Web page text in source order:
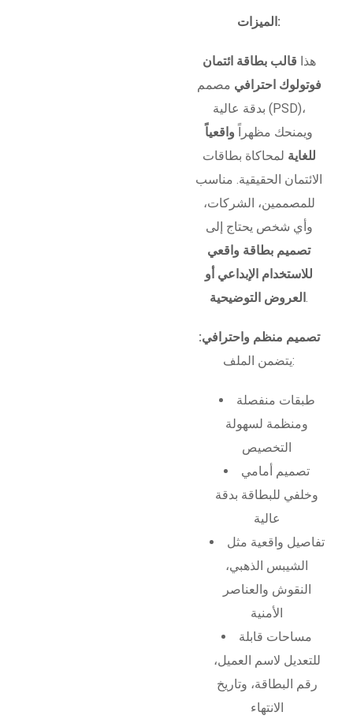
الميزات:
هذا قالب بطاقة ائتمان
فوتولوك احترافي مصمم
بدقة عالية (PSD)،
ويمنحك مظهراً واقعياً
للغاية لمحاكاة بطاقات
الائتمان الحقيقية. مناسب
للمصممين، الشركات،
وأي شخص يحتاج إلى
تصميم بطاقة واقعي
للاستخدام الإبداعي أو
العروض التوضيحية .
تصميم منظم واحترافي:
يتضمن الملف:
طبقات منفصلة
ومنظمة لسهولة
التخصيص
تصميم أمامي
وخلفي للبطاقة بدقة
عالية
تفاصيل واقعية مثل
الشيبس الذهبي،
النقوش والعناصر
الأمنية
مساحات قابلة
للتعديل لاسم العميل،
رقم البطاقة، وتاريخ
الانتهاء